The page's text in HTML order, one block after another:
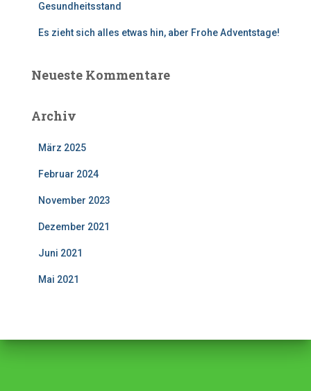
Gesundheitsstand
Es zieht sich alles etwas hin, aber Frohe Adventstage!
Neueste Kommentare
Archiv
März 2025
Februar 2024
November 2023
Dezember 2021
Juni 2021
Mai 2021